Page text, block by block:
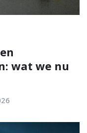
wat we nu